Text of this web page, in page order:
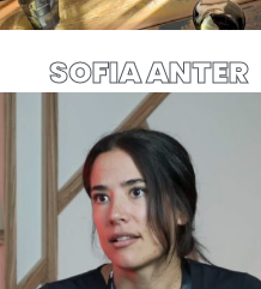
SOFIA ANTER